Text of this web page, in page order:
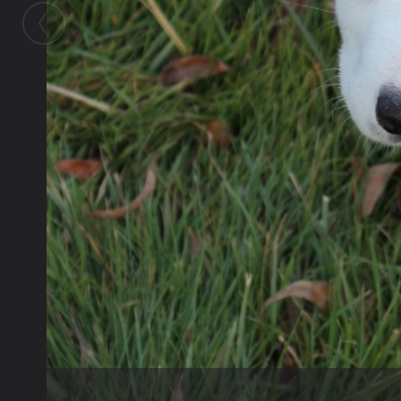
Galerie lalol M.I.A
MIA